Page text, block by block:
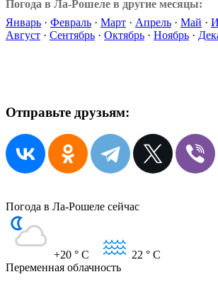
Погода в Ла-Рошеле в другие месяцы:
Январь · Февраль · Март · Апрель · Май ·
Август · Сентябрь · Октябрь · Ноябрь ·
Отправьте друзьям:
Погода в Ла-Рошеле сейчас
+20 ° C 22 ° C
Переменная облачность